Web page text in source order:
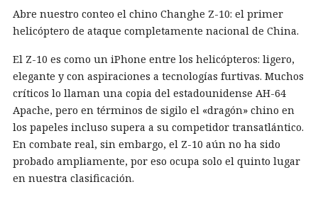
Abre nuestro conteo el chino Changhe Z-10: el primer
helicóptero de ataque completamente nacional de China.
El Z-10 es como un iPhone entre los helicópteros: ligero,
elegante y con aspiraciones a tecnologías furtivas. Muchos
críticos lo llaman una copia del estadounidense AH-64
Apache, pero en términos de sigilo el «dragón» chino en
los papeles incluso supera a su competidor transatlántico.
En combate real, sin embargo, el Z-10 aún no ha sido
probado ampliamente, por eso ocupa solo el quinto lugar
en nuestra clasificación.